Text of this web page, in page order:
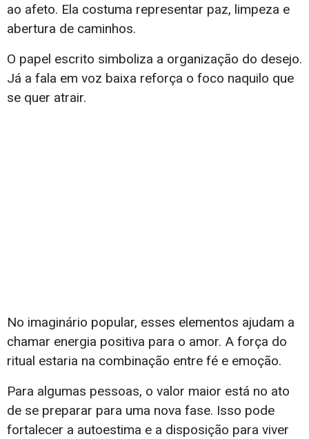
ao afeto. Ela costuma representar paz, limpeza e
abertura de caminhos.
O papel escrito simboliza a organização do desejo.
Já a fala em voz baixa reforça o foco naquilo que
se quer atrair.
No imaginário popular, esses elementos ajudam a
chamar energia positiva para o amor. A força do
ritual estaria na combinação entre fé e emoção.
Para algumas pessoas, o valor maior está no ato
de se preparar para uma nova fase. Isso pode
fortalecer a autoestima e a disposição para viver